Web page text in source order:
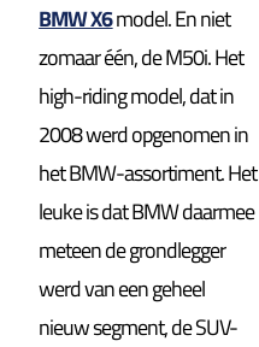
BMW X6model. En niet
zomaar één, de M50i. Het
high-riding model, dat in
2008 werd opgenomen in
het BMW-assortiment. Het
leuke is dat BMW daarmee
meteen de grondlegger
werd van een geheel
nieuw segment, de SUV-